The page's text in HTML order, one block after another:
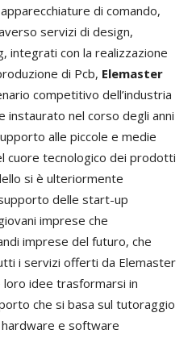
di comando,
servizi di design,
integrati con la realizzazione
di Pcb, Elemaster
competitivo dell’industria
instaurato nel corso degli anni
alle piccole e medie
cuore tecnologico dei prodotti
si è ulteriormente
delle start-up
imprese che
imprese del futuro, che
i servizi offerti da Elemaster
idee trasformarsi in
che si basa sul tutoraggio
e software